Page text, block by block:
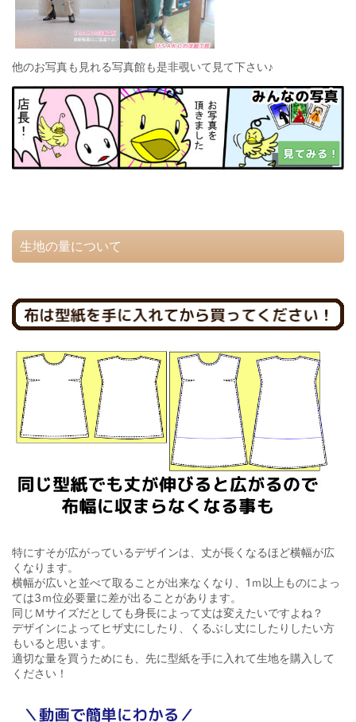
他のお写真も見れる写真館も是非覗いて見て下さい♪
生地の量について
特にすそが広がっているデザインは、丈が長くなるほど横幅が広
くなります。
横幅が広いと並べて取ることが出来なくなり、1ｍ以上ものによっ
ては3ｍ位必要量に差が出ることがあります。
同じＭサイズだとしても身長によって丈は変えたいですよね？
デザインによってヒザ丈にしたり、くるぶし丈にしたりしたい方
もいると思います。
適切な量を買うためにも、先に型紙を手に入れて生地を購入して
ください！